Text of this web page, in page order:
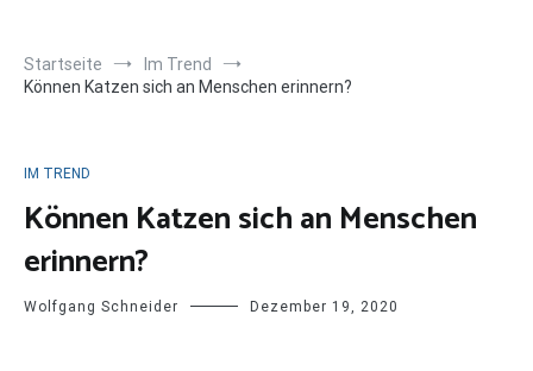
Startseite
Im Trend
Können Katzen sich an Menschen erinnern?
IM TREND
Können Katzen sich an Menschen
erinnern?
Wolfgang Schneider Dezember 19, 2020